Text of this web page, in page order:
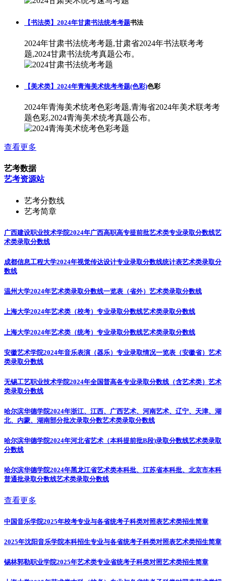
【书法类】2024年甘肃书法统考考题书法
2024年甘肃书法统考考题,甘肃省2024年书法联考考
题,2024甘肃书法统考真题公布。
【美术类】2024年青海美术统考考题(色彩)色彩
2024年青海美术统考色彩考题,青海省2024年美术联考考
题色彩,2024青海美术统考真题公布。
查看更多
艺考数据
艺考资源站
艺考分数线
艺考简章
广西建设职业技术学院2024年广西高职高专提前批艺术类专业录取分数线艺
术类录取分数线
成都信息工程大学2024年视觉传达设计专业录取分数线统计表艺术类录取分
数线
温州大学2024年艺术类录取分数线一览表（省外） 艺术类录取分数线
上海大学2024年艺术类（校考）专业录取分数线艺术类录取分数线
上海大学2024年艺术类（统考）专业录取分数线艺术类录取分数线
安徽艺术学院2024年音乐表演（器乐）专业录取情况一览表（安徽省） 艺术
类录取分数线
无锡工艺职业技术学院2024年全国普高各专业录取分数线（含艺术类） 艺术
类录取分数线
哈尔滨华德学院2024年浙江、江西、广西艺术、河南艺术、辽宁、天津、湖
北、内蒙、湖南部分批次录取分数艺术类录取分数线
哈尔滨华德学院2024年河北省艺术（本科提前批B段)录取分数线艺术类录取
分数线
哈尔滨华德学院2024年黑龙江省艺术类本科批、江苏省本科批、北京市本科
普通批录取分数线艺术类录取分数线
查看更多
中国音乐学院2025年校考专业与各省统考子科类对照表艺术类招生简章
2025年沈阳音乐学院本科招生专业与各省统考子科类对照表艺术类招生简章
锡林郭勒职业学院2025年艺术类专业省统考子科类对照艺术类招生简章